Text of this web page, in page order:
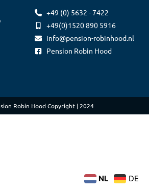
+49 (0) 5632 - 7422
+49(0)1520 890 5916
info@pension-robinhood.nl
Pension Robin Hood
Robin Hood Copyright | 2024
NL DE